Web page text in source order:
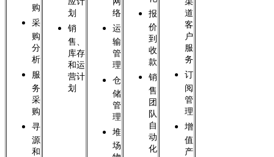
购
采
购
分
析
服
务
采
购
寻
源
和
划
销
售、
库存
和运
营计
划
络
运
输
管
理
仓
储
管
理
堆
场
报
价
到
收
款
销
售
团
队
自
动
化
道
客
户
服
务
订
阅
管
理
增
值
产